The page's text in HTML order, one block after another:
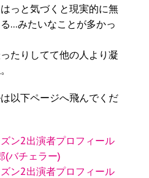
っと気づくと現実的に無
…みたいなことが多かっ
たりしてて他の人より凝
以下ページへ飛んでくだ
ン2出演者プロフィール
(バチェラー)
ン2出演者プロフィール